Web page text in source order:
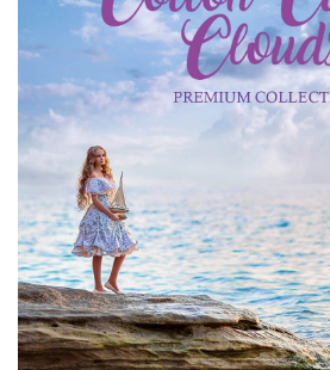
Entire Collection
(1783 Overlays)
Large 6000*4000px